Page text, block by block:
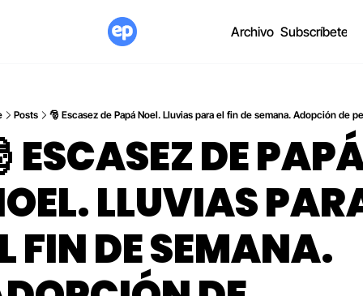
Archivo Subscríbete
Posts 🎅 Escasez de Papá Noel. Lluvias para el fin de semana. Adopción de
ESCASEZ DE
LLUVIAS
FIN DE SEMANA.